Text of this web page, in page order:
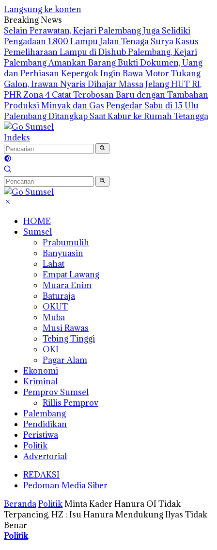
Langsung ke konten
Breaking News
Selain Perawatan, Kejari Palembang Juga Selidiki
Pengadaan 1.800 Lampu Jalan Tenaga SuryaKasus
Pemeliharaan Lampu di Dishub Palembang, Kejari
Palembang Amankan Barang Bukti Dokumen, Uang
dan PerhiasanKepergok Ingin Bawa Motor Tukang
Galon, Irawan Nyaris Dihajar MassaJelang HUT RI,
PHR Zona 4 Catat Terobosan Baru dengan Tambahan
Produksi Minyak dan Gas Pengedar Sabu di 15 Ulu
Palembang Ditangkap Saat Kabur ke Rumah Tetangga
Indeks
HOME
Sumsel
Prabumulih
Banyuasin
Lahat
Empat Lawang
Muara Enim
Baturaja
OKUT
Muba
Musi Rawas
Tebing Tinggi
OKI
Pagar Alam
Ekonomi
Kriminal
Pemprov Sumsel
Rillis Pemprov
Palembang
Pendidikan
Peristiwa
Politik
Advertorial
REDAKSI
Pedoman Media Siber
BerandaPolitikMinta Kader Hanura OI Tidak
Terpancing, HZ : Isu Hanura Mendukung Ilyas Tidak
Benar
Politik